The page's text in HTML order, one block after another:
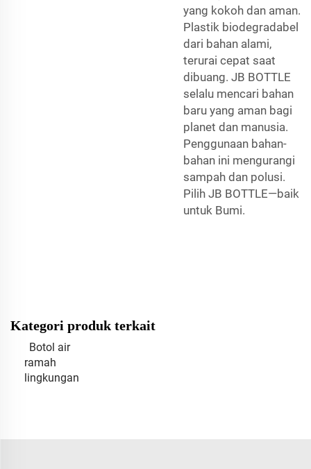
yang kokoh dan aman.
Plastik biodegradabel
dari bahan alami,
terurai cepat saat
dibuang. JB BOTTLE
selalu mencari bahan
baru yang aman bagi
planet dan manusia.
Penggunaan bahan-
bahan ini mengurangi
sampah dan polusi.
Pilih JB BOTTLE—baik
untuk Bumi.
Kategori produk terkait
Botol air
ramah
lingkungan